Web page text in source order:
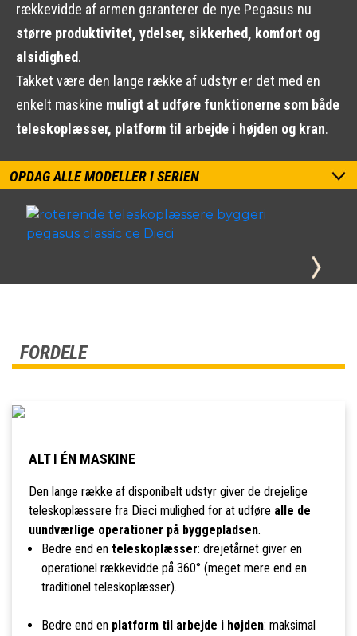
rækkevidde af armen garanterer de nye Pegasus nu
større produktivitet, ydelser, sikkerhed, komfort og
alsidighed.
Takket være den lange række af udstyr er det med en
enkelt maskine muligt at udføre funktionerne som både
teleskoplæsser, platform til arbejde i højden og kran.
OPDAG ALLE MODELLER I SERIEN
FORDELE
ALT I ÉN MASKINE
Den lange række af disponibelt udstyr giver de drejelige
teleskoplæssere fra Dieci mulighed for at udføre alle de
uundværlige operationer på byggepladsen.
Bedre end en teleskoplæsser: drejetårnet giver en
operationel rækkevidde på 360° (meget mere end en
traditionel teleskoplæsser).
Bedre end en platform til arbejde i højden: maksimal